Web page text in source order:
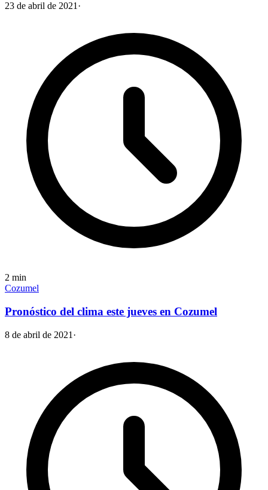
23 de abril de 2021 ·
2 min
Cozumel
Pronóstico del clima este jueves en Cozumel
8 de abril de 2021 ·